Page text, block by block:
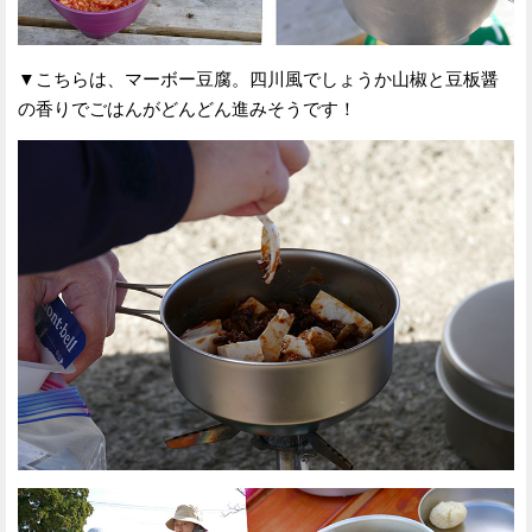
▼こちらは、マーボー豆腐。四川風でしょうか山椒と豆板醤
の香りでごはんがどんどん進みそうです！